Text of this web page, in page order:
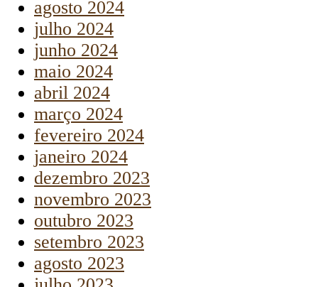
agosto 2024
julho 2024
junho 2024
maio 2024
abril 2024
março 2024
fevereiro 2024
janeiro 2024
dezembro 2023
novembro 2023
outubro 2023
setembro 2023
agosto 2023